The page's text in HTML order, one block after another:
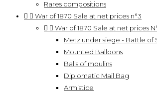
Rares compositions
  War of 1870 Sale at net prices n°3
  War of 1870 Sale at net prices
Metz under siege - Battle of
Mounted Balloons
Balls of moulins
Diplomatic Mail Bag
Armistice